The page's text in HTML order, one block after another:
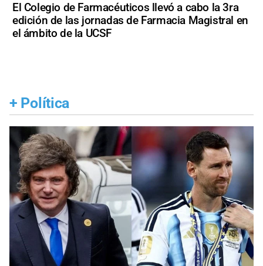
El Colegio de Farmacéuticos llevó a cabo la 3ra
edición de las jornadas de Farmacia Magistral en
el ámbito de la UCSF
+ Política